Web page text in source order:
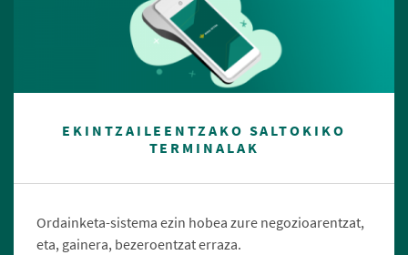
EKINTZAILEENTZAKO SALTOKIKO
TERMINALAK
Ordainketa-sistema ezin hobea zure negozioarentzat,
eta, gainera, bezeroentzat erraza.